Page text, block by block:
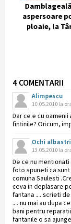
aspersoare
ploaie, la
4 COMENTARII
Alimpescu
10.05.2010 la
Dar ce e cu
fintinile? Oricum,
Ochi
13.05.2010 la
De ce nu
foto spuneti ca
comuna Saulesti
ceva in deplasare
fantana .... scrieti
.... nu mai au dupa
bani pentru
fantanile o sa